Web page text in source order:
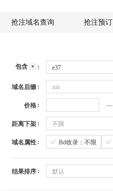
抢注域名查询 抢注预订
包含
域名后缀 xin
价格
距离下架 不限
域名属性 Bd收录：不限
结果排序 默认